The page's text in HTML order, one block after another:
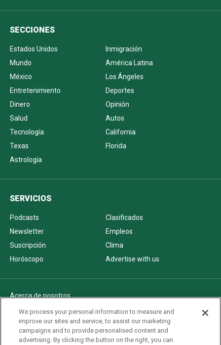
SECCIONES
Estados Unidos
Inmigración
Mundo
América Latina
México
Los Ángeles
Entretenimiento
Deportes
Dinero
Opinión
Salud
Autos
Tecnología
California
Texas
Florida
Astrología
SERVICIOS
Podcasts
Clasificados
Newsletter
Empleos
Suscripción
Clima
Horóscopo
Advertise with us
Acerca de nosotros
Politica de privacidad
Pautas Editoriales
AdChoices
We process your personal information to measure and
improve our sites and service, to assist our marketing
campaigns and to provide personalised content and
advertising. By clicking the button on the right, you can